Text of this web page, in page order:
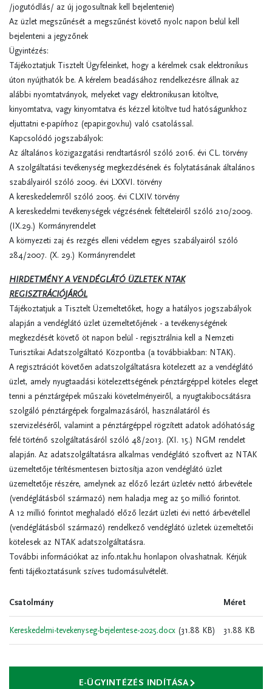
/jogutódlás/ az új jogosultnak kell bejelentenie)
Az üzlet megszűnését a megszűnést követő nyolc napon belül kell
bejelenteni a jegyzőnek
Ügyintézés:
Tájékoztatjuk Tisztelt Ügyfeleinket, hogy a kérelmek csak elektronikus
úton nyújthatók be. A kérelem beadásához rendelkezésre állnak az
alábbi nyomtatványok, melyeket vagy elektronikusan kitöltve,
kinyomtatva, vagy kinyomtatva és kézzel kitöltve tud hatóságunkhoz
eljuttatni e-papírhoz (epapir.gov.hu) való csatolással.
Kapcsolódó jogszabályok:
Az általános közigazgatási rendtartásról szóló 2016. évi CL. törvény
A szolgáltatási tevékenység megkezdésének és folytatásának általános
szabályairól szóló 2009. évi LXXVI. törvény
A kereskedelemről szóló 2005. évi CLXIV. törvény
A kereskedelmi tevékenységek végzésének feltételeiről szóló 210/2009.
(IX.29.) Kormányrendelet
A környezeti zaj és rezgés elleni védelem egyes szabályairól szóló
284/2007. (X. 29.) Kormányrendelet
HIRDETMÉNY A VENDÉGLÁTÓ ÜZLETEK NTAK
REGISZTRÁCIÓJÁRÓL
Tájékoztatjuk a Tisztelt Üzemeltetőket, hogy a hatályos jogszabályok
alapján a vendéglátó üzlet üzemeltetőjének - a tevékenységének
megkezdését követő öt napon belül - regisztrálnia kell a Nemzeti
Turisztikai Adatszolgáltató Központba (a továbbiakban: NTAK).
A regisztrációt követően adatszolgáltatásra kötelezett az a vendéglátó
üzlet, amely nyugtaadási kötelezettségének pénztárgéppel köteles eleget
tenni a pénztárgépek műszaki követelményeiről, a nyugtakibocsátásra
szolgáló pénztárgépek forgalmazásáról, használatáról és
szervizeléséről, valamint a pénztárgéppel rögzített adatok adóhatóság
felé történő szolgáltatásáról szóló 48/2013. (XI. 15.) NGM rendelet
alapján. Az adatszolgáltatásra alkalmas vendéglátó szoftvert az NTAK
üzemeltetője térítésmentesen biztosítja azon vendéglátó üzlet
üzemeltetője részére, amelynek az előző lezárt üzletév nettó árbevétele
(vendéglátásból származó) nem haladja meg az 50 millió forintot.
A 12 millió forintot meghaladó előző lezárt üzleti évi nettó árbevétellel
(vendéglátásból származó) rendelkező vendéglátó üzletek üzemeltetői
kötelesek az NTAK adatszolgáltatásra.
További információkat az info.ntak.hu honlapon olvashatnak. Kérjük
fenti tájékoztatásunk szíves tudomásulvételét.
Csatolmány Méret
Kereskedelmi-tevekenyseg-bejelentese-2025.docx (31.88 KB) 31.88 KB
E-ÜGYINTÉZÉS INDÍTÁSA